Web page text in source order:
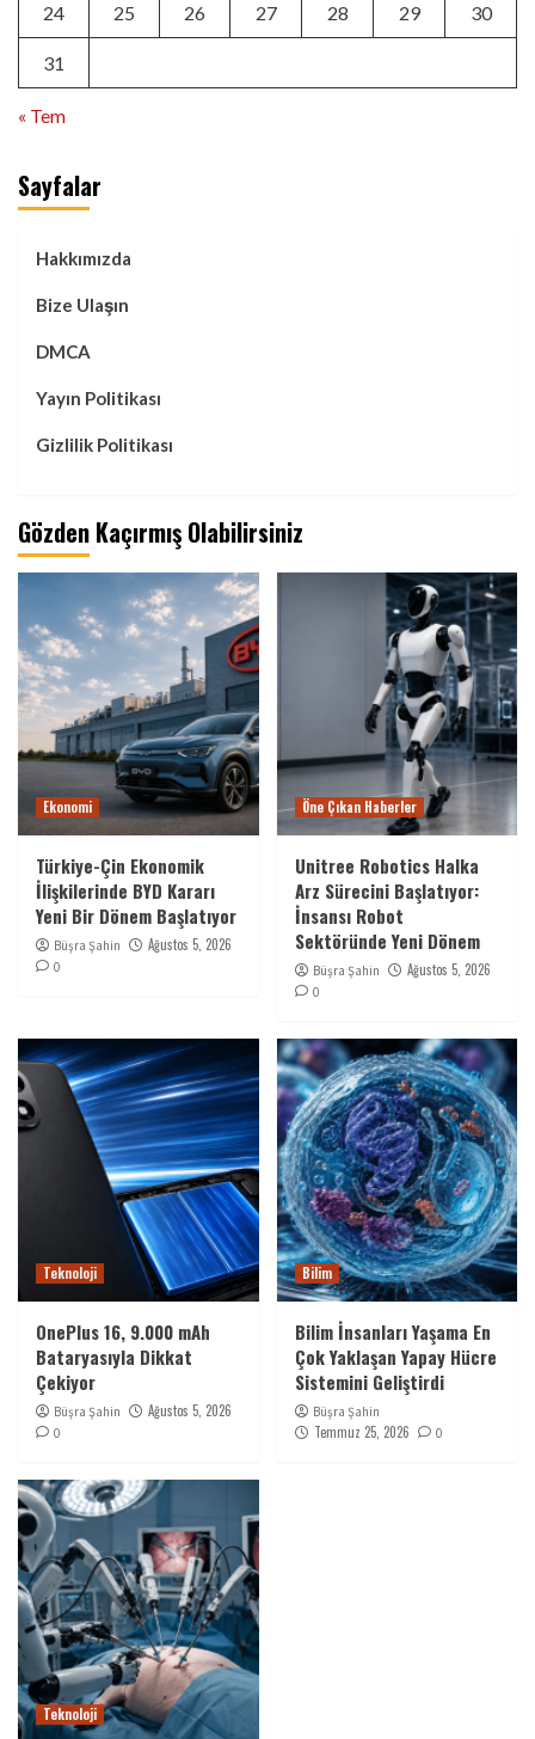
24 25 26 27 28 29 30
31
« Tem
Sayfalar
Hakkımızda
Bize Ulaşın
DMCA
Yayın Politikası
Gizlilik Politikası
Gözden Kaçırmış Olabilirsiniz
Ekonomi
Türkiye-Çin Ekonomik
İlişkilerinde BYD Kararı
Yeni Bir Dönem Başlatıyor
Büşra Şahin Ağustos 5, 2026
0
Öne Çıkan Haberler
Unitree Robotics Halka
Arz Sürecini Başlatıyor:
İnsansı Robot
Sektöründe Yeni Dönem
Büşra Şahin Ağustos 5, 2026
0
Teknoloji
OnePlus 16, 9.000 mAh
Bataryasıyla Dikkat
Çekiyor
Büşra Şahin Ağustos 5, 2026
0
Bilim
Bilim İnsanları Yaşama En
Çok Yaklaşan Yapay Hücre
Sistemini Geliştirdi
Büşra Şahin
Temmuz 25, 2026 0
Teknoloji